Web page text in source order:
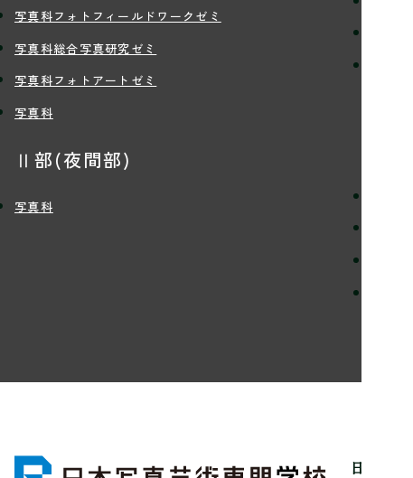
写真科フォトフィールドワークゼミ
写真科総合写真研究ゼミ
写真科フォトアートゼミ
写真科
Ⅱ部(夜間部)
写真科
日本写